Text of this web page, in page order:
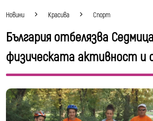
Новини Красива Спорт
България отбелязва
физическата активност и